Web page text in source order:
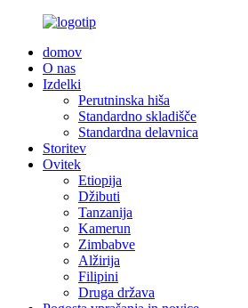
domov
O nas
Izdelki
Perutninska hiša
Standardno skladišče
Standardna delavnica
Storitev
Ovitek
Etiopija
Džibuti
Tanzanija
Kamerun
Zimbabve
Alžirija
Filipini
Druga država